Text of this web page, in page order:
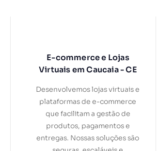
E-commerce e Lojas
Virtuais em Caucaia - CE
Desenvolvemos lojas virtuais e
plataformas de e-commerce
que facilitam a gestão de
produtos, pagamentos e
entregas. Nossas soluções são